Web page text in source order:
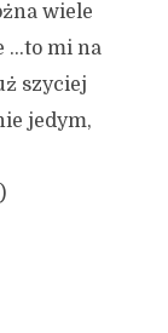
wiele
…to mi na
szyciej
jedym,